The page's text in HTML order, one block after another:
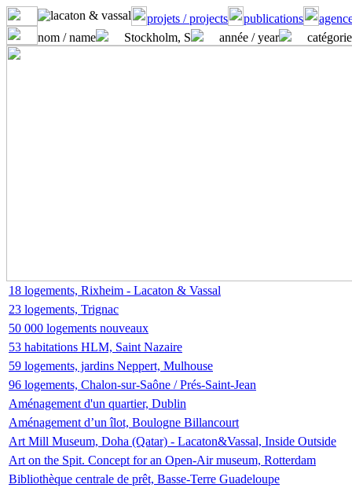
projets / projects publications
nom / name
Stockholm, S année / year
18 logements, Rixheim - Lacaton & Vassal
23 logements, Trignac
50 000 logements nouveaux
53 habitations HLM, Saint Nazaire
59 logements, jardins Neppert, Mulhouse
96 logements, Chalon-sur-Saône / Prés-Saint-Jean
Aménagement d'un quartier, Dublin
Aménagement d’un îlot, Boulogne Billancourt
Art Mill Museum, Doha (Qatar) - Lacaton&Vassal, Inside Outside
Art on the Spit. Concept for an Open-Air museum, Rotterdam
Bibliothèque centrale de prêt, Basse-Terre Guadeloupe